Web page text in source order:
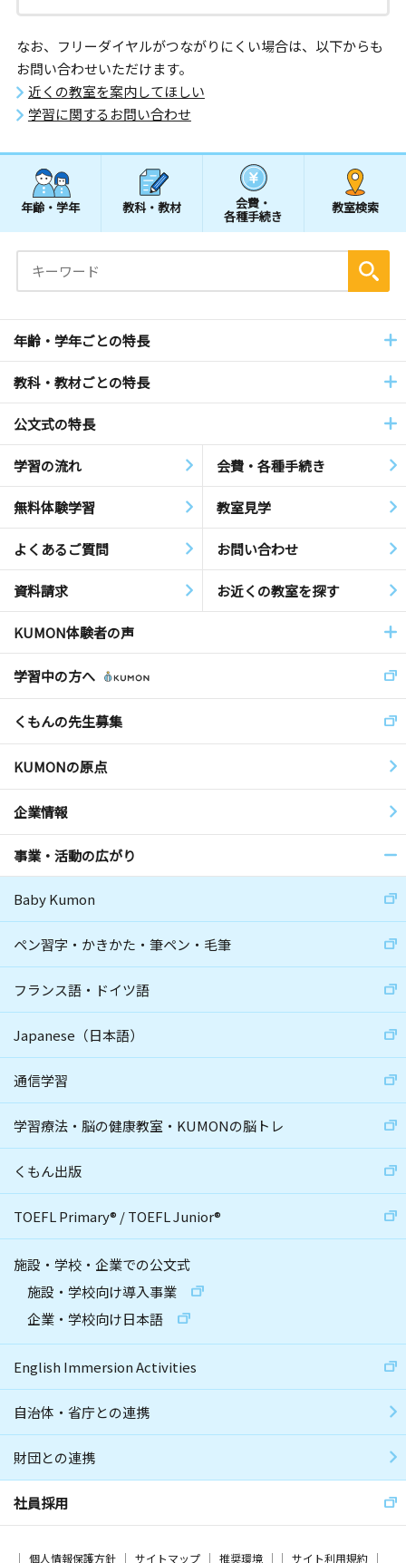
なお、フリーダイヤルがつながりにくい場合は、以下からも
お問い合わせいただけます。
近くの教室を案内してほしい
学習に関するお問い合わせ
年齢・学年 教科・教材 会費・
各種手続き
教室検索
年齢・学年ごとの特長
教科・教材ごとの特長
公文式の特長
学習の流れ 会費・各種手続き
無料体験学習 教室見学
よくあるご質問 お問い合わせ
資料請求 お近くの教室を探す
KUMON体験者の声
学習中の方へ
くもんの先生募集
KUMONの原点
企業情報
事業・活動の広がり
Baby Kumon
ペン習字・かきかた・筆ペン・毛筆
フランス語・ドイツ語
Japanese（日本語）
通信学習
学習療法・脳の健康教室・KUMONの脳トレ
くもん出版
TOEFL Primary® /TOEFL Junior®
施設・学校・企業での公文式
施設・学校向け導入事業
企業・学校向け日本語
English Immersion Activities
自治体・省庁との連携
財団との連携
社員採用
個人情報保護方針 サイトマップ 推奨環境 サイト利用規約